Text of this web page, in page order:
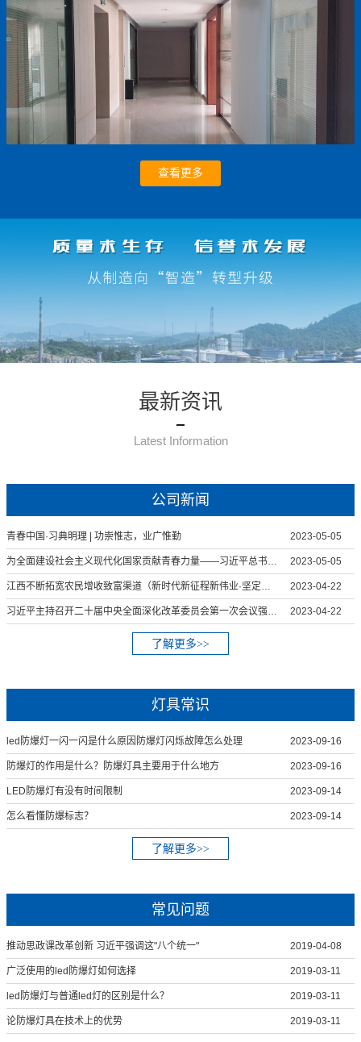
查看更多
最新资讯
Latest Information
公司新闻
2023-05-05
青春中国·习典明理 | 功崇惟志，业广惟勤
2023-05-05
为全面建设社会主义现代化国家贡献青春力量——习近平总书记给中国农业大学科技小院的学生回信引起强烈反响
2023-04-22
江西不断拓宽农民增收致富渠道（新时代新征程新伟业·坚定不移推动高质量发展）
2023-04-22
习近平主持召开二十届中央全面深化改革委员会第一次会议强调 守正创新真抓实干 在新征程上谱写改革开放新篇章
了解更多>>
灯具常识
2023-09-16
led防爆灯一闪一闪是什么原因防爆灯闪烁故障怎么处理
2023-09-16
防爆灯的作用是什么？防爆灯具主要用于什么地方
2023-09-14
LED防爆灯有没有时间限制
2023-09-14
怎么看懂防爆标志？
了解更多>>
常见问题
2019-04-08
推动思政课改革创新 习近平强调这"八个统一"
2019-03-11
广泛使用的led防爆灯如何选择
2019-03-11
led防爆灯与普通led灯的区别是什么？
2019-03-11
论防爆灯具在技术上的优势